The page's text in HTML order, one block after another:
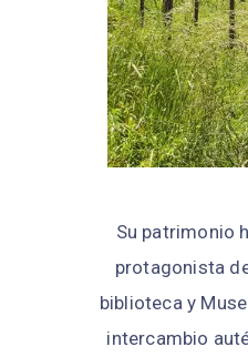
Su patrimonio
protagonista
biblioteca y
intercambio